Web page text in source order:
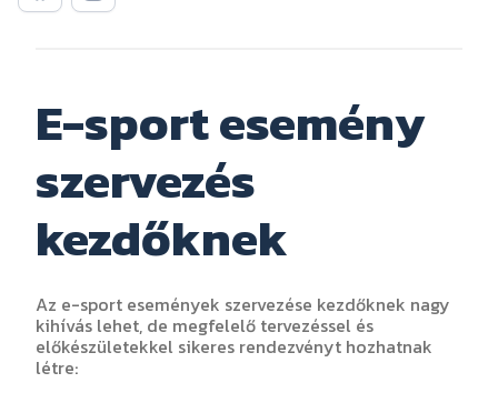
E-sport esemény
szervezés
kezdőknek
Az e-sport események szervezése kezdőknek nagy
kihívás lehet, de megfelelő tervezéssel és
előkészületekkel sikeres rendezvényt hozhatnak
létre: